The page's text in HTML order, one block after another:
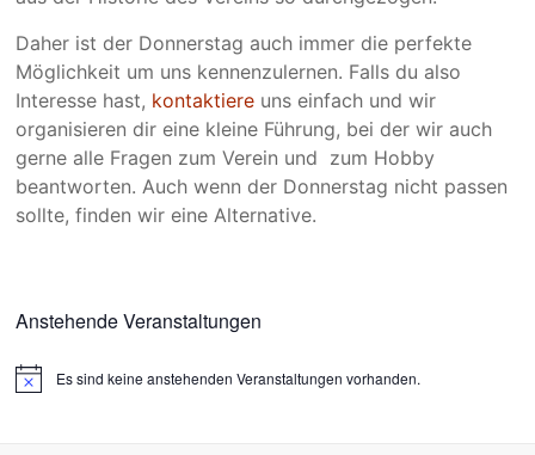
Daher ist der Donnerstag auch immer die perfekte
Möglichkeit um uns kennenzulernen. Falls du also
Interesse hast, kontaktiere uns einfach und wir
organisieren dir eine kleine Führung, bei der wir auch
gerne alle Fragen zum Verein und zum Hobby
beantworten. Auch wenn der Donnerstag nicht passen
sollte, finden wir eine Alternative.
Anstehende Veranstaltungen
H
Es sind keine anstehenden Veranstaltungen vorhanden.